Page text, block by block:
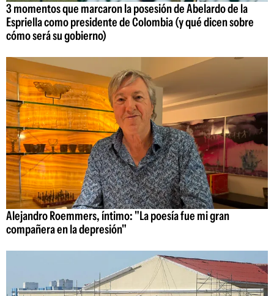
3 momentos que marcaron la posesión de Abelardo de la
Espriella como presidente de Colombia (y qué dicen sobre
cómo será su gobierno)
Alejandro Roemmers, íntimo: "La poesía fue mi gran
compañera en la depresión"